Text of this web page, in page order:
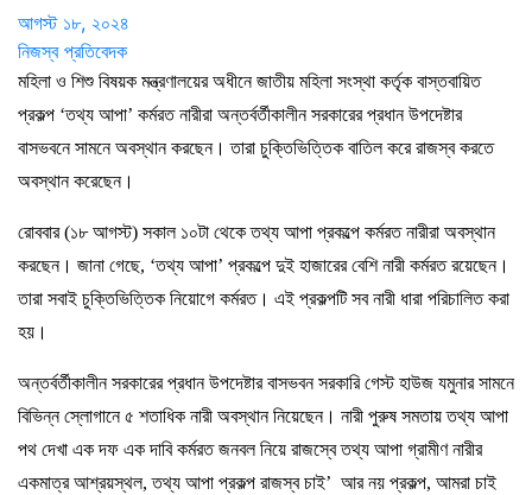
আগস্ট ১৮, ২০২৪
নিজস্ব প্রতিবেদক
মহিলা ও শিশু বিষয়ক মন্ত্রণালয়ের অধীনে জাতীয় মহিলা সংস্থা কর্তৃক বাস্তবায়িত
প্রকল্প ‘তথ্য আপা’ কর্মরত নারীরা অন্তর্বর্তীকালীন সরকারের প্রধান উপদেষ্টার
বাসভবনে সামনে অবস্থান করছেন। তারা চুক্তিভিত্তিক বাতিল করে রাজস্ব করতে
অবস্থান করেছেন।
রোববার (১৮ আগস্ট) সকাল ১০টা থেকে তথ্য আপা প্রকল্পে কর্মরত নারীরা অবস্থান
করছেন। জানা গেছে, ‘তথ্য আপা’ প্রকল্পে দুই হাজারের বেশি নারী কর্মরত রয়েছেন।
তারা সবাই চুক্তিভিত্তিক নিয়োগে কর্মরত। এই প্রকল্পটি সব নারী ধারা পরিচালিত করা
হয়।
অন্তর্বর্তীকালীন সরকারের প্রধান উপদেষ্টার বাসভবন সরকারি গেস্ট হাউজ যমুনার সামনে
বিভিন্ন স্লোগানে ৫ শতাধিক নারী অবস্থান নিয়েছেন। নারী পুরুষ সমতায় তথ্য আপা
পথ দেখা এক দফ এক দাবি কর্মরত জনবল নিয়ে রাজস্বে তথ্য আপা গ্রামীণ নারীর
একমাত্র আশ্রয়স্থল, তথ্য আপা প্রকল্প রাজস্ব চাই’ আর নয় প্রকল্প, আমরা চাই